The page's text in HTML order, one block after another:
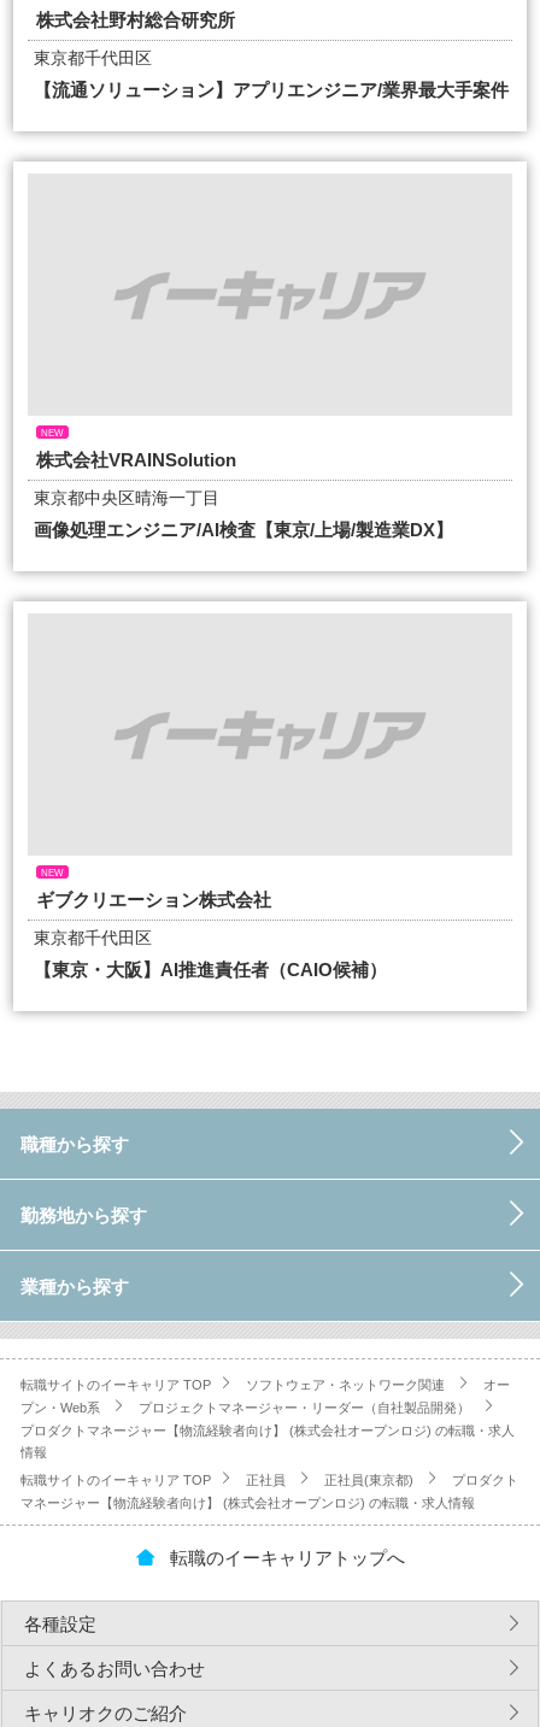
株式会社野村総合研究所
東京都千代田区
【流通ソリューション】アプリエンジニア/業界最大手案件
NEW
株式会社VRAINSolution
東京都中央区晴海一丁目
画像処理エンジニア/AI検査【東京/上場/製造業DX】
NEW
ギブクリエーション株式会社
東京都千代田区
【東京・大阪】AI推進責任者（CAIO候補）
職種から探す
勤務地から探す
業種から探す
転職サイトのイーキャリア TOP ソフトウェア・ネットワーク関連
オー
プン・Web系
プロジェクトマネージャー・リーダー（自社製品開発）
プロダクトマネージャー【物流経験者向け】 (株式会社オープンロジ) の転職・求人
情報
転職サイトのイーキャリア TOP
正社員 正社員(東京都)
プロダクト
マネージャー【物流経験者向け】 (株式会社オープンロジ) の転職・求人情報
転職のイーキャリアトップへ
各種設定
よくあるお問い合わせ
キャリオクのご紹介